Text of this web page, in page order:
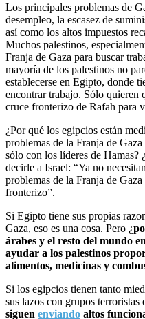
Los principales problemas de
desempleo, la escasez de
así como los altos impuestos
Muchos palestinos,
Franja de Gaza para buscar
mayoría de los palestinos no
establecerse en Egipto, donde
encontrar trabajo. Sólo quieren
cruce fronterizo de Rafah para
¿Por qué los egipcios están
problemas de la Franja de
sólo con los líderes de Hamas?
decirle a Israel: “Ya no
problemas de la Franja de
fronterizo”.
Si Egipto tiene sus propias
Gaza, eso es una cosa. Pero ¿
árabes y el resto del mundo
ayudar a los palestinos
alimentos, medicinas y
Si los egipcios tienen tanto
sus lazos con grupos terroristas
siguen enviando altos